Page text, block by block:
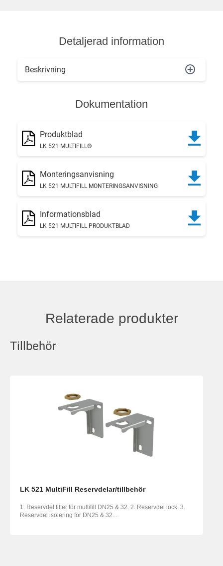
Detaljerad information
Beskrivning
Dokumentation
Produktblad
LK 521 MULTIFILL®
Monteringsanvisning
LK 521 MULTIFILL MONTERINGSANVISNING
Informationsblad
LK 521 MULTIFILL PRODUKTBLAD
Relaterade produkter
Tillbehör
LK 521 MultiFill Reservdelar/tillbehör
1. Reservdel filter för multifill DN25 & 32. 2. Reservdel lock. 3.
Reservdel isolering för DN25 & 32...